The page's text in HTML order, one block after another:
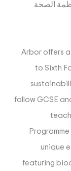
2025، وجائزة منظمة الصحة
Arbor offers
to Sixth
follow GCSE
unique
featuring